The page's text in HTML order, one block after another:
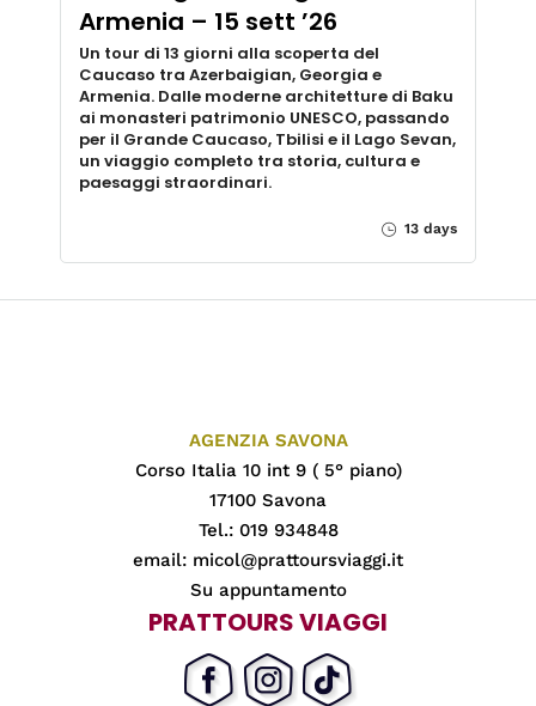
Armenia – 15 sett ’26
Un tour di 13 giorni alla scoperta del
Caucaso tra Azerbaigian, Georgia e
Armenia. Dalle moderne architetture di Baku
ai monasteri patrimonio UNESCO, passando
per il Grande Caucaso, Tbilisi e il Lago Sevan,
un viaggio completo tra storia, cultura e
paesaggi straordinari.
13 days
AGENZIA SAVONA
Corso Italia 10 int 9 ( 5° piano)
17100 Savona
Tel.: 019 934848
email: micol@prattoursviaggi.it
Su appuntamento
PRATTOURS VIAGGI